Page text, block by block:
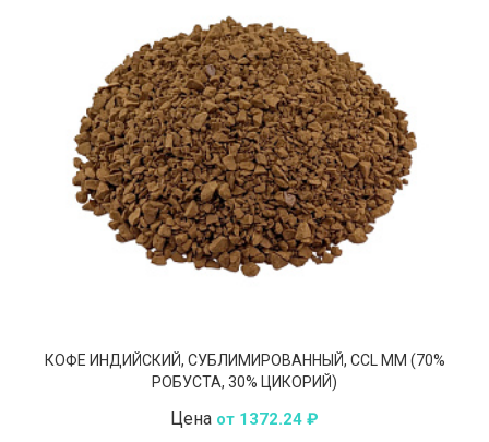
КОФЕ ИНДИЙСКИЙ, СУБЛИМИРОВАННЫЙ, CCL MM (70%
РОБУСТА, 30% ЦИКОРИЙ)
Цена от 1372.24 ₽